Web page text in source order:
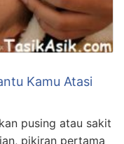
Kamu Atasi
pusing atau sakit
pikiran pertama